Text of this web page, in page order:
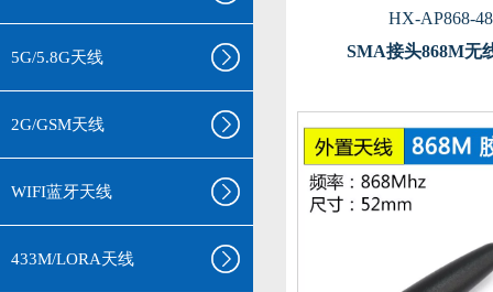
5G/5.8G天线
2G/GSM天线
WIFI蓝牙天线
433M/LORA天线
HX-AP868-
SMA接头868M无